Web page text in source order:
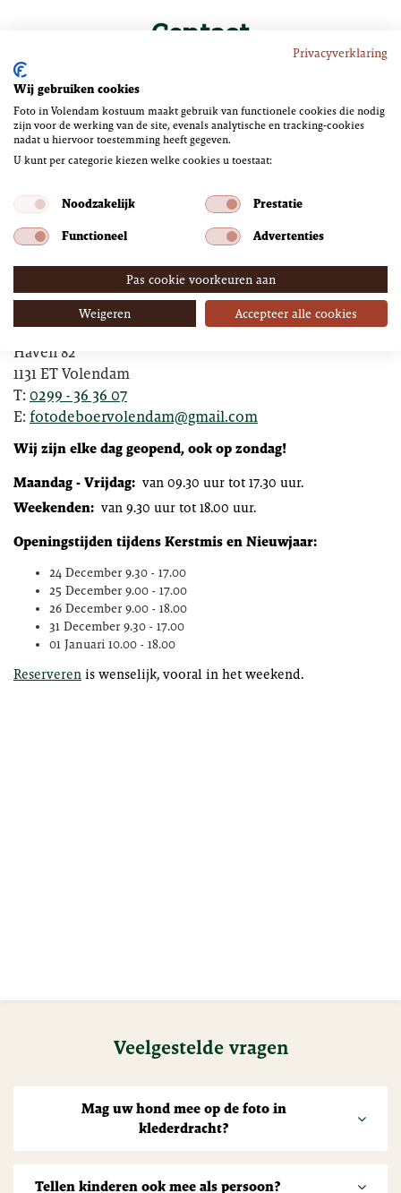
Contact
Heb je een vraag of wil je meer informatie over je foto in
kostuum? Bel of mail ons, we zijn je graag van dienst.
Wist je dat één van onze fotostudio’s gelijkvloers is,
waardoor rolstoelgebruikers daar moeiteloos naar
groepen tot 25 personen. Rolstoelgebruikers kunnen
rekenen opextra assistentie
bij het aantrekken van hun
Foto de Boer
Haven 82
1131 ET Volendam
T: 0299 - 36 36 07
E: fotodeboervolendam@gmail.com
Wij zijn elke dag geopend, ook op zondag!
Maandag - Vrijdag: van 09.30 uur tot 17.30 uur.
Weekenden: van 9.30 uur tot 18.00 uur.
Openingstijden tijdens Kerstmis en Nieuwjaar:
24 December 9.30 - 17.00
25 December 9.00 - 17.00
26 December 9.00 - 18.00
31 December 9.30 - 17.00
01 Januari 10.00 - 18.00
Reserveren is wenselijk, vooral in het weekend.
Veelgestelde vragen
Mag uw hond mee op de foto in
klederdracht?
Tellen kinderen ook mee als persoon?
Privacyverklaring
Wij gebruiken cookies
Foto in Volendam kostuum maakt gebruik van functionele cookies die nodig
zijn voor de werking van de site, evenals analytische en tracking‑cookies
nadat u hiervoor toestemming heeft gegeven.
U kunt per categorie kiezen welke cookies u toestaat:
Noodzakelijk Prestatie
Functioneel Advertenties
Pas cookie voorkeuren aan
Weigeren Accepteer alle cookies